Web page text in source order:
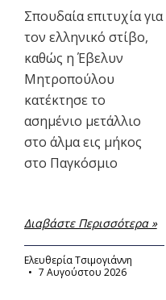
Σπουδαία επιτυχία για
τον ελληνικό στίβο,
καθώς η Έβελυν
Μητροπούλου
κατέκτησε το
ασημένιο μετάλλιο
στο άλμα εις μήκος
στο Παγκόσμιο
Διαβάστε Περισσότερα »
Ελευθερία Τσιμογιάννη
7 Αυγούστου 2026